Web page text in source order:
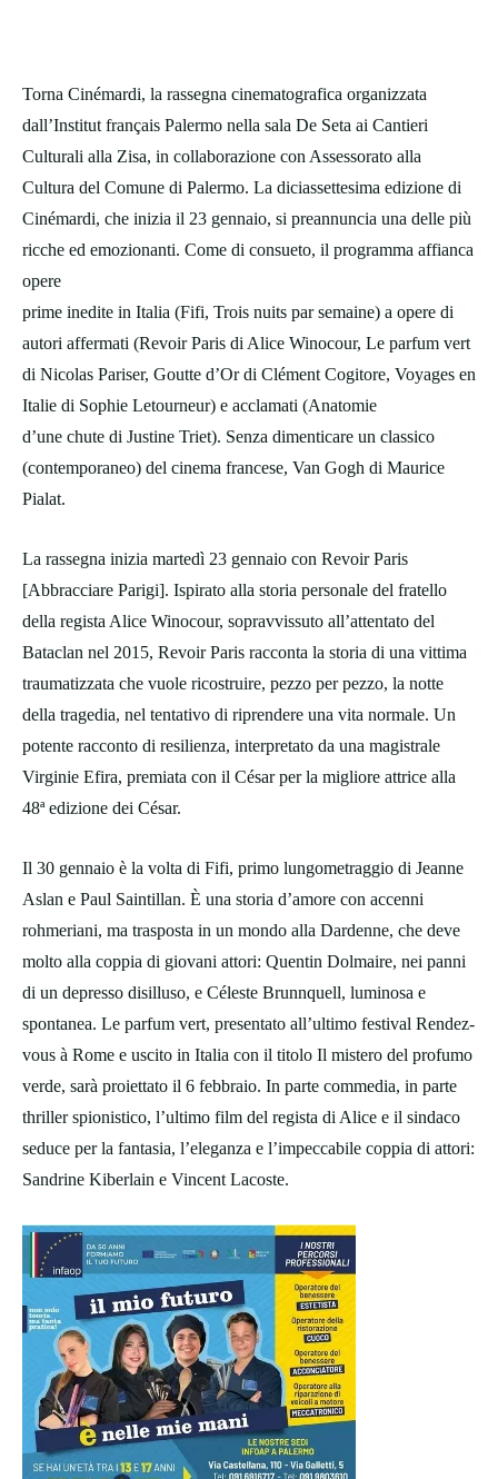
Torna Cinémardi, la rassegna cinematografica organizzata
dall’Institut français Palermo nella sala De Seta ai Cantieri
Culturali alla Zisa, in collaborazione con Assessorato alla
Cultura del Comune di Palermo. La diciassettesima edizione di
Cinémardi, che inizia il 23 gennaio, si preannuncia una delle più
ricche ed emozionanti. Come di consueto, il programma affianca
opere
prime inedite in Italia (Fifi, Trois nuits par semaine) a opere di
autori affermati (Revoir Paris di Alice Winocour, Le parfum vert
di Nicolas Pariser, Goutte d’Or di Clément Cogitore, Voyages en
Italie di Sophie Letourneur) e acclamati (Anatomie
d’une chute di Justine Triet). Senza dimenticare un classico
(contemporaneo) del cinema francese, Van Gogh di Maurice
Pialat.
La rassegna inizia martedì 23 gennaio con Revoir Paris
[Abbracciare Parigi]. Ispirato alla storia personale del fratello
della regista Alice Winocour, sopravvissuto all’attentato del
Bataclan nel 2015, Revoir Paris racconta la storia di una vittima
traumatizzata che vuole ricostruire, pezzo per pezzo, la notte
della tragedia, nel tentativo di riprendere una vita normale. Un
potente racconto di resilienza, interpretato da una magistrale
Virginie Efira, premiata con il César per la migliore attrice alla
48ª edizione dei César.
Il 30 gennaio è la volta di Fifi, primo lungometraggio di Jeanne
Aslan e Paul Saintillan. È una storia d’amore con accenni
rohmeriani, ma trasposta in un mondo alla Dardenne, che deve
molto alla coppia di giovani attori: Quentin Dolmaire, nei panni
di un depresso disilluso, e Céleste Brunnquell, luminosa e
spontanea. Le parfum vert, presentato all’ultimo festival Rendez-
vous à Rome e uscito in Italia con il titolo Il mistero del profumo
verde, sarà proiettato il 6 febbraio. In parte commedia, in parte
thriller spionistico, l’ultimo film del regista di Alice e il sindaco
seduce per la fantasia, l’eleganza e l’impeccabile coppia di attori:
Sandrine Kiberlain e Vincent Lacoste.